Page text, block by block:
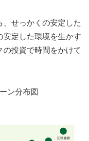
せっかくの安定した
定した環境を生かす
投資で時間をかけて
ン分布図